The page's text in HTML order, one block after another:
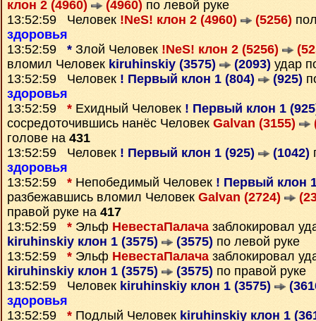
клон 2 (4960)
(4960) по левой руке
13:52:59 Человек !NeS! клон 2 (4960) (5256)
здоровья
13:52:59 * Злой Человек !NeS! клон 2 (5256)
вломил Человек kiruhinskiy (3575) (2093) удар
13:52:59 Человек ! Первый клон 1 (804) (925)
здоровья
13:52:59 * Ехидный Человек ! Первый клон 1
сосредоточившись нанёс Человек Galvan (3155)
голове на 431
13:52:59 Человек ! Первый клон 1 (925) (1042)
здоровья
13:52:59 * Непобедимый Человек ! Первый клон
разбежавшись вломил Человек Galvan (2724)
правой руке на 417
13:52:59 * Эльф НевестаПалачазаблокировал
kiruhinskiy клон 1 (3575)
(3575) по левой руке
13:52:59 * Эльф НевестаПалачазаблокировал
kiruhinskiy клон 1 (3575)
(3575) по правой руке
13:52:59 Человек kiruhinskiy клон 1 (3575)
здоровья
13:52:59 * Подлый Человек kiruhinskiy клон 1